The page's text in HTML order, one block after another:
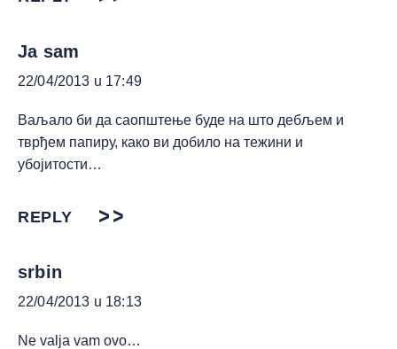
Ja sam
22/04/2013 u 17:49
Ваљало би да саопштење буде на што дебљем и
тврђем папиру, како ви добило на тежини и
убојитости…
REPLY
srbin
22/04/2013 u 18:13
Ne valja vam ovo…